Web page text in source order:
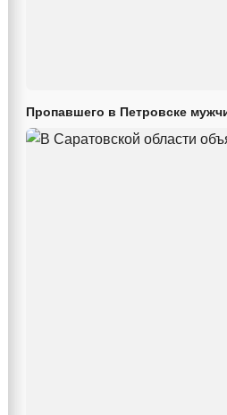
Пропавшего в Петровске